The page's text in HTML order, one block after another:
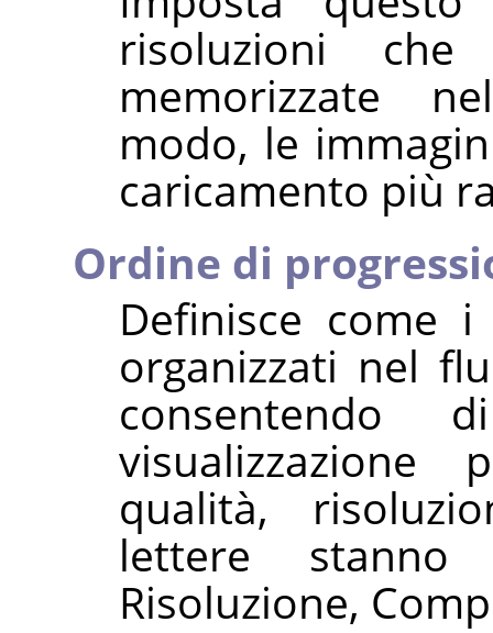
risoluzioni
memorizzate
modo, le
caricamento più
Ordine di
Definisce come
organizzati nel
qualità,
lettere
Risoluzione,